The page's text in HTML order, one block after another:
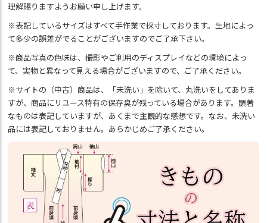
理解賜りますようお願い申し上げます。
※表記しているサイズはすべて手作業で採寸しております。生地によっ
て多少の誤差がでることがございますのでご了承下さい。
※商品写真の色味は、撮影やご利用のディスプレイなどの環境によっ
て、実物と異なって見える場合がございますので、ご了承ください。
※サイトの（中古）商品は、「未洗い」を除いて、丸洗いをしてありま
すが、商品にリユース特有の保存臭が残っている場合があります。顕著
なものは表記していますが、あくまで主観的な感想です。なお、未洗い
品には表記しておりません。あらかじめご了承ください。